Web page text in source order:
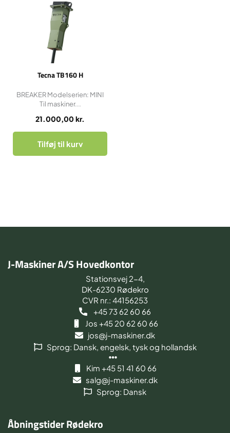
Tecna TB160 H
21.000,00 kr.
BREAKER Modelserien: MINI
Til maskiner...
Tilføj til kurv
J-Maskiner A/S Hovedkontor
Stationsvej 2-4,
DK-6230 Rødekro
CVR nr.: 44156253
+45 73 62 60 66
Jos +45 20 62 60 66
jos@j-maskiner.dk
Sprog: Dansk, engelsk, tysk og hollandsk
Kim +45 51 41 60 66
salg@j-maskiner.dk
Sprog: Dansk
Åbningstider Rødekro